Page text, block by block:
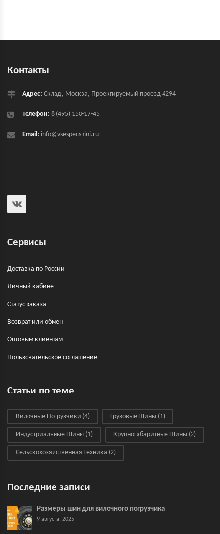
Контакты
Адрес: Склад, Москва, Проектируемый проезд 4294
Телефон: 8 (495) 150-17-45
Email: info@vsespecshini.ru
Сервисы
Доставка по России
Личный кабинет
Статус заказа
Возврат или обмен
Оптовым клиентам
Пользовательское соглашение
Статьи по теме
Вилочные Погрузчики (4) Грузовые Шины (1)
Индустриальные Шины (1) Крупногабаритные Шины (2)
Сельскохозяйственная Техника (2)
Последние записи
Размеры шин для вилочного погрузчика
9 августа, 2025